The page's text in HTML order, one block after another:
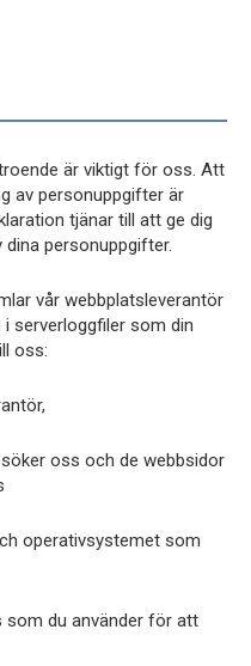
är viktigt för oss. Att
av personuppgifter är
tjänar till att ge dig
dina personuppgifter.
vår webbplatsleverantör
serverloggfiler som din
oss:
oss och de webbsidor
operativsystemet som
som du använder för att